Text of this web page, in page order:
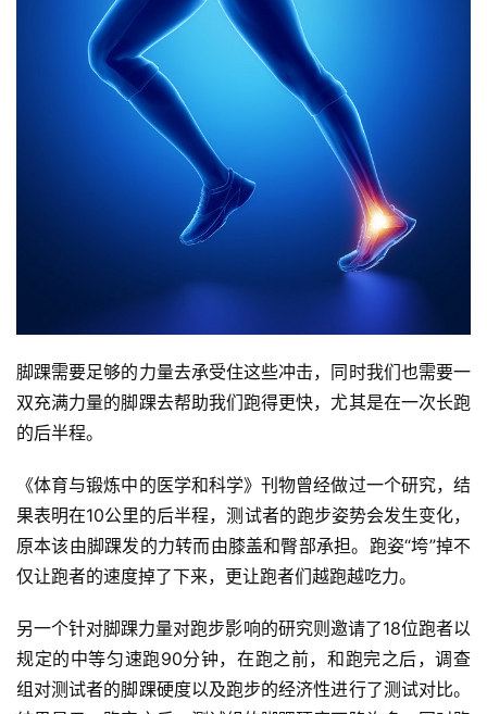
脚踝需要足够的力量去承受住这些冲击，同时我们也需要一
双充满力量的脚踝去帮助我们跑得更快，尤其是在一次长跑
的后半程。
《体育与锻炼中的医学和科学》刊物曾经做过一个研究，结
果表明在10公里的后半程，测试者的跑步姿势会发生变化，
原本该由脚踝发的力转而由膝盖和臀部承担。跑姿“垮”掉不
仅让跑者的速度掉了下来，更让跑者们越跑越吃力。
另一个针对脚踝力量对跑步影响的研究则邀请了18位跑者以
规定的中等匀速跑90分钟，在跑之前，和跑完之后，调查
组对测试者的脚踝硬度以及跑步的经济性进行了测试对比。